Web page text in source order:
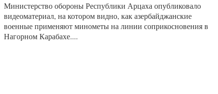
Министерство обороны Республики Арцаха опубликовало
видеоматериал, на котором видно, как азербайджанские
военные применяют минометы на линии соприкосновения в
Нагорном Карабахе....